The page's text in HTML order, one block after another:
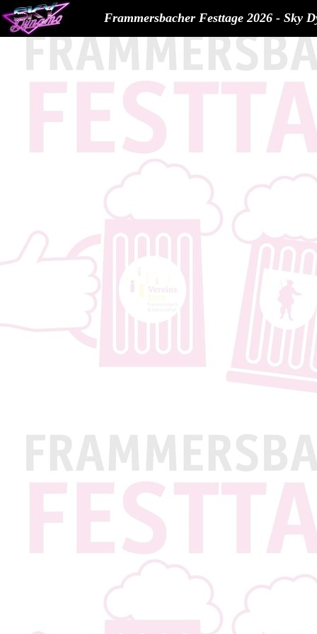
Frammersbacher Festtage 2026 - Sky